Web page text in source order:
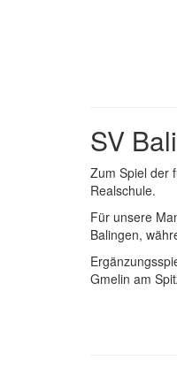
SV
Zum Spiel der
Realschule.
Für unsere
Balingen,
Gmelin am